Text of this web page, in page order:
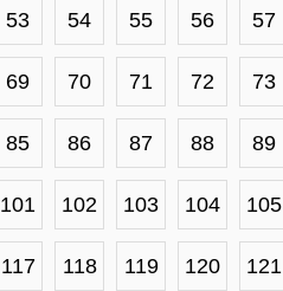
53 54 55 56 57
69 70 71 72 73
85 86 87 88 89
101 102 103 104 105
117 118 119 120 121